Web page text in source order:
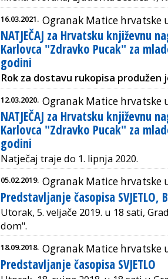
16.03.2021. Ogranak Matice hrvatske
NATJEČAJ za Hrvatsku književnu
Karlovca "Zdravko Pucak" za
godini
Rok za dostavu rukopisa produžen
12.03.2020. Ogranak Matice hrvatske
NATJEČAJ za Hrvatsku književnu
Karlovca "Zdravko Pucak" za
godini
Natječaj traje do 1. lipnja 2020.
05.02.2019. Ogranak Matice hrvatske
Predstavljanje časopisa SVJETLO,
Utorak, 5. veljače 2019. u 18 sati,
dom".
18.09.2018. Ogranak Matice hrvatske
Predstavljanje časopisa SVJETLO